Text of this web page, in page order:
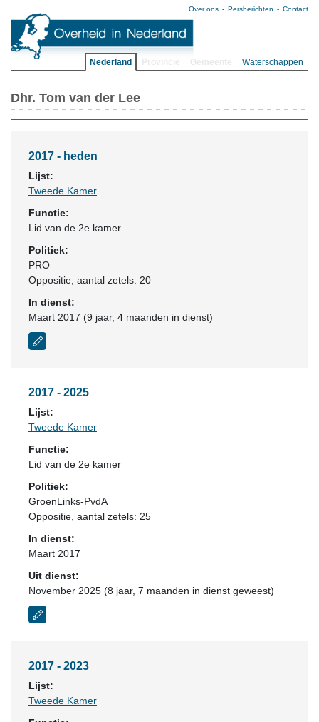
Over ons Persberichten Contact
Nederland Waterschappen
Dhr. Tom van der Lee
2017 - heden
Lijst:
Tweede Kamer
Functie:
Lid van de 2e kamer
Politiek:
PRO
Oppositie , aantal zetels: 20
In dienst:
Maart 2017 (9 jaar, 4 maanden in dienst)
2017 - 2025
Lijst:
Tweede Kamer
Functie:
Lid van de 2e kamer
Politiek:
GroenLinks-PvdA
Oppositie , aantal zetels: 25
In dienst:
Maart 2017
Uit dienst:
November 2025 (8 jaar, 7 maanden in dienst geweest)
2017 - 2023
Lijst:
Tweede Kamer